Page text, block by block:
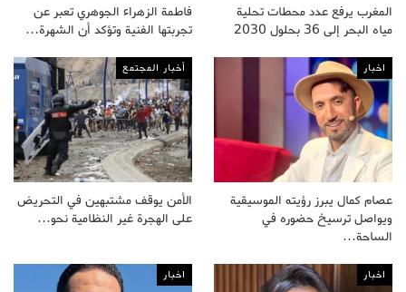
المغرب يرفع عدد محطات تحلية
مياه البحر إلى 36 بحلول 2030
فاطمة الزهراء الجوهري تعبر عن
تجربتها الفنية وتؤكد أن الشهرة…
اخبار
عصام كمال يبرز رؤيته الموسيقية
ويواصل ترسيخ حضوره في
الساحة…
أخبار المجتمع
الأمن يوقف مشتبهين في التحريض
على الهجرة غير النظامية نحو…
اخبار اخبار